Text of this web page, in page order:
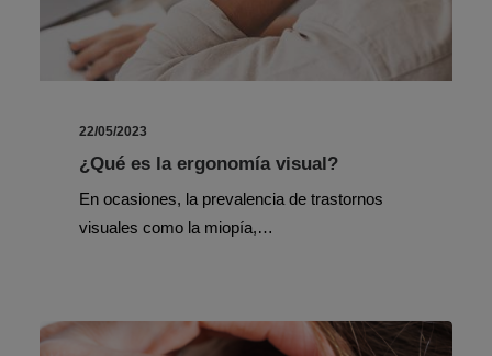
22/05/2023
¿Qué es la ergonomía visual?
En ocasiones, la prevalencia de trastornos
visuales como la miopía,…